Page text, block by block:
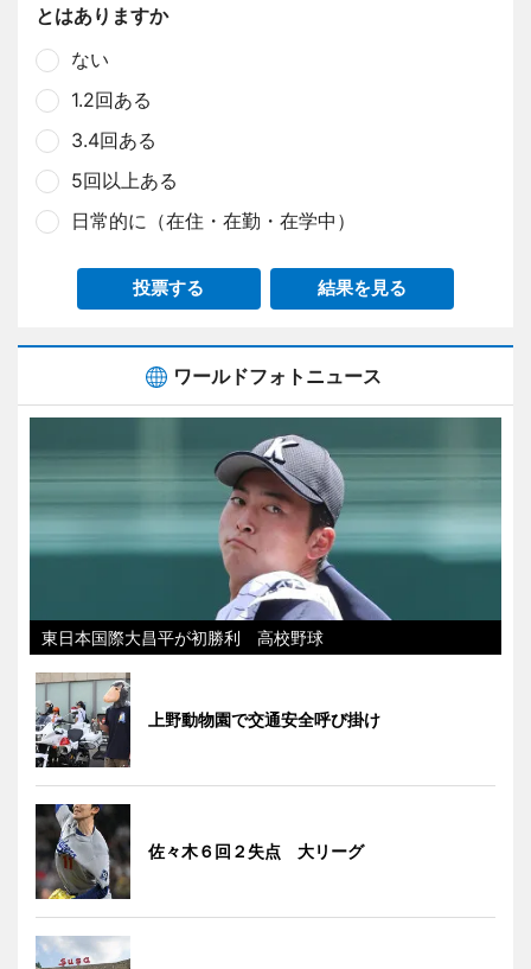
とはありますか
ない
1.2回ある
3.4回ある
5回以上ある
日常的に（在住・在勤・在学中）
投票する 結果を見る
ワールドフォトニュース
東日本国際大昌平が初勝利 高校野球
上野動物園で交通安全呼び掛け
佐々木６回２失点 大リーグ